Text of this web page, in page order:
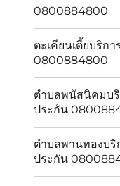
0800884800
ตะเคียนเตี้ยบริก
0800884800
ตำบลพนัสนิคมบ
ประกัน
ตำบลพานทองบ
ประกัน